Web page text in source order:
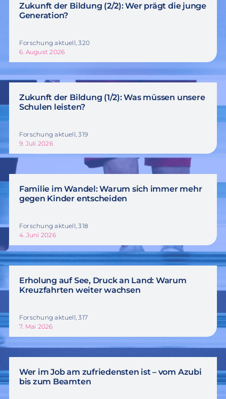
Zukunft der Bildung (2/2): Wer prägt die junge
Generation?
Forschung aktuell, 320
6. August 2026
Zukunft der Bildung (1/2): Was müssen unsere
Schulen leisten?
Forschung aktuell, 319
9. Juli 2026
Familie im Wandel: Warum sich immer mehr
gegen Kinder entscheiden
Forschung aktuell, 318
4. Juni 2026
Erholung auf See, Druck an Land: Warum
Kreuzfahrten weiter wachsen
Forschung aktuell, 317
7. Mai 2026
Wer im Job am zufriedensten ist – vom Azubi
bis zum Beamten